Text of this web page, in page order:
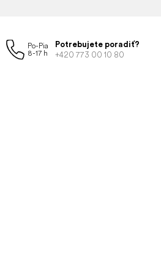
Potrebujete poradiť?
+420 773 00 10 80